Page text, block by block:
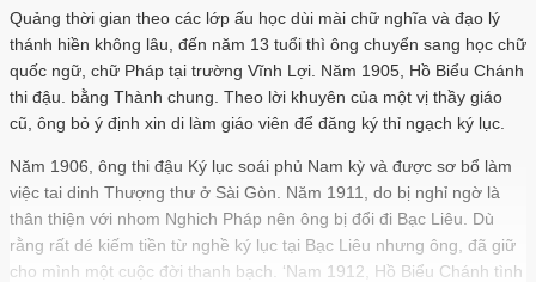
Quảng thời gian theo các lớp ấu học dùi mài chữ nghĩa và đạo lý
thánh hiền không lâu, đến năm 13 tuổi thì ông chuyển sang học chữ
quốc ngữ, chữ Pháp tại trường Vĩnh Lợi. Năm 1905, Hồ Biểu Chánh
thi đậu. bằng Thành chung. Theo lời khuyên của một vị thầy giáo
cũ, ông bỏ ý định xin di làm giáo viên để đăng ký thỉ ngạch ký lục.
Năm 1906, ông thi đậu Ký lục soái phủ Nam kỳ và được sơ bổ làm
việc tai dinh Thượng thư ở Sài Gòn. Năm 1911, do bị nghỉ ngờ là
thân thiện với nhom Nghich Pháp nên ông bị đổi đi Bạc Liêu. Dù
rằng rất dé kiếm tiền từ nghề ký lục tại Bạc Liêu nhưng ông, đã giữ
cho mình một cuộc đời thanh bạch. ‘Nam 1912, Hồ Biểu Chánh tình